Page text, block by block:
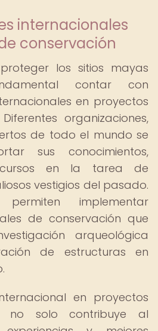
internacionales
conservación
los sitios mayas
contar con
en proyectos
organizaciones,
de todo el mundo se
sus conocimientos,
en la tarea de
vestigios del pasado.
implementar
de conservación que
arqueológica
de estructuras en
en proyectos
no solo contribuye al